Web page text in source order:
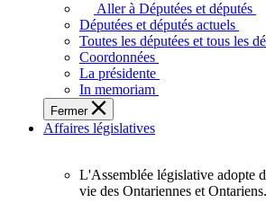
députés
vous
représentent
sein
de
l'Assemblée
législative
l'Ontario.
Aller à Députées et députés
Députées et députés actuels
Toutes les députées et tous les
Coordonnées
La présidente
In memoriam
Fermer
Affaires législatives
L'Assemblée
L'Assemblée législative adopte
vie des Ontariennes et Ontariens.